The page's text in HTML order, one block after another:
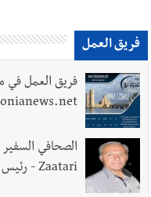
فريق العمل
فريق العمل في
Zaatari - رئيس التحرير